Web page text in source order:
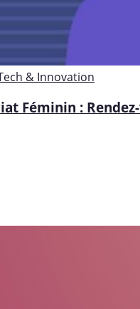
& Innovation
Féminin :